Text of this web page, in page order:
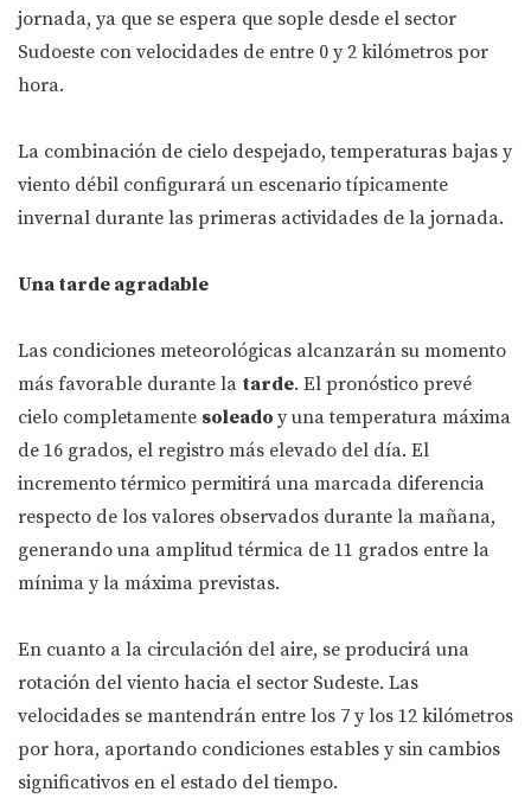
jornada, ya que se espera que sople desde el sector
Sudoeste con velocidades de entre 0 y 2 kilómetros por
hora.
La combinación de cielo despejado, temperaturas bajas y
viento débil configurará un escenario típicamente
invernal durante las primeras actividades de la jornada.
Una tarde agradable
Las condiciones meteorológicas alcanzarán su momento
más favorable durante la tarde. El pronóstico prevé
cielo completamente soleado y una temperatura máxima
de 16 grados, el registro más elevado del día. El
incremento térmico permitirá una marcada diferencia
respecto de los valores observados durante la mañana,
generando una amplitud térmica de 11 grados entre la
mínima y la máxima previstas.
En cuanto a la circulación del aire, se producirá una
rotación del viento hacia el sector Sudeste. Las
velocidades se mantendrán entre los 7 y los 12 kilómetros
por hora, aportando condiciones estables y sin cambios
significativos en el estado del tiempo.